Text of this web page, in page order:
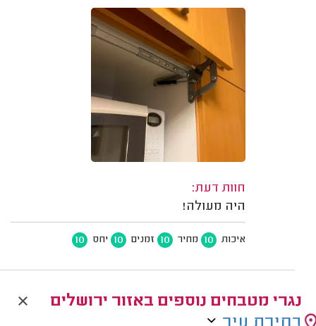
חוות דעת:
היה מעולה!
איכות 10 מחיר 10 זמנים 10 יחס 10
נגרי מטבחים נוספים באזור ירושלים